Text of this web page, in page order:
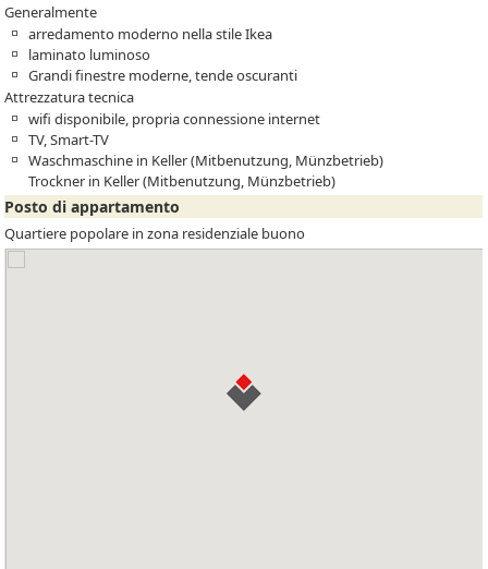
Generalmente
arredamento moderno nella stile Ikea
laminato luminoso
Grandi finestre moderne, tende oscuranti
Attrezzatura tecnica
wifi disponibile, propria connessione internet
TV, Smart-TV
Waschmaschine in Keller (Mitbenutzung, Münzbetrieb)
Trockner in Keller (Mitbenutzung, Münzbetrieb)
Posto di appartamento
Quartiere popolare in zona residenziale buono